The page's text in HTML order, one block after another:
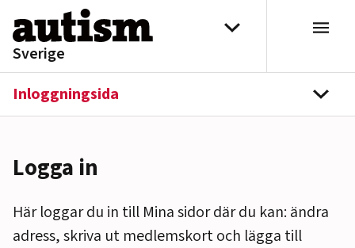
Hoppa till innehåll
Sverige
Välj distrikt
Inloggningsida
Logga in
Här loggar du in till Mina sidor där du kan: ändra
adress, skriva ut medlemskort och lägga till